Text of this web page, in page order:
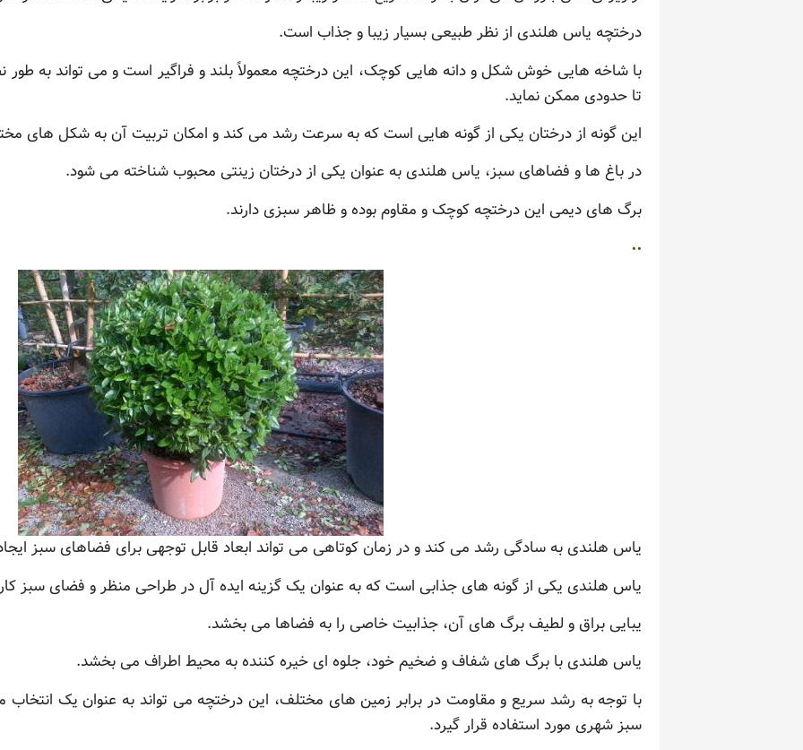
درختچه یاس هلندی از نظر طبیعی بسیار زیبا و جذاب است.
تا حدودی ممکن نماید.
این گونه از درختان یکی از گونه هایی است که به سرعت رشد می کند و امکان تربیت آن به شکل های
در باغ ها و فضاهای سبز، یاس هلندی به عنوان یکی از درختان زینتی محبوب شناخته می شود.
برگ های دیمی این درختچه کوچک و مقاوم بوده و ظاهر سبزی دارند.
..
یاس هلندی به سادگی رشد می کند و در زمان کوتاهی می تواند ابعاد قابل توجهی برای فضاهای سبز
یاس هلندی یکی از گونه های جذابی است که به عنوان یک گزینه ایده آل در طراحی منظر و فضای سبز
یبایی براق و لطیف برگ های آن، جذابیت خاصی را به فضاها می بخشد.
یاس هلندی با برگ های شفاف و ضخیم خود، جلوه ای خیره کننده به محیط اطراف می بخشد.
با توجه به رشد سریع و مقاومت در برابر زمین های مختلف، این درختچه می تواند به عنوان یک
سبز شهری مورد استفاده قرار گیرد.